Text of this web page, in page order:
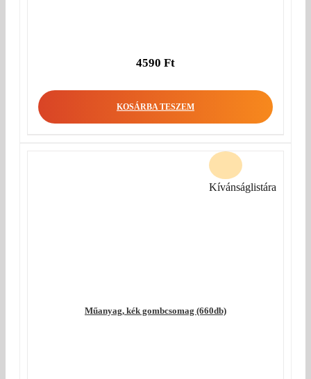
4590 Ft
KOSÁRBA TESZEM
Műanyag, kék gombcsomag (660db)
Kívánságlistára